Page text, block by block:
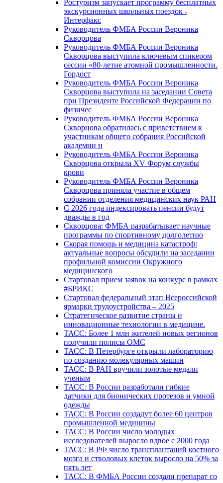
Ростуризм запускает программу бесплатных
экскурсионных школьных поездок -
Интерфакс
Руководитель ФМБА России Вероника
Скворцова
Руководитель ФМБА России Вероника
Скворцова выступила ключевым спикером
сессии «80-летие атомной промышленности.
Гордост
Руководитель ФМБА России Вероника
Скворцова выступила на заседании Совета
при Президенте Российской Федерации по
физичес
Руководитель ФМБА России Вероника
Скворцова обратилась с приветствием к
участникам общего собрания Российской
академии н
Руководитель ФМБА России Вероника
Скворцова открыла XV Форум службы
крови
Руководитель ФМБА России Вероника
Скворцова приняла участие в общем
собрании отделения медицинских наук РАН
С 2026 года индексировать пенсии будут
дважды в год
Скворцова: ФМБА разрабатывает научные
программы по спортивному долголетию
Скорая помощь и медицина катастроф:
актуальные вопросы обсудили на заседании
профильной комиссии Окружного
медицинского
Стартовал прием заявок на конкурс в рамках
#БРИКС
Стартовал федеральный этап Всероссийской
ярмарки трудоустройства – 2025
Стратегическое развитие страны и
инновационные технологии в медицине.
ТАСС: Более 1 млн жителей новых регионов
получили полисы ОМС
ТАСС: В Петербурге открыли лабораторию
по созданию молекулярных машин
ТАСС: В РАН вручили золотые медали
ученым
ТАСС: В России разработали гибкие
датчики для бионических протезов и умной
одежды
ТАСС: В России создадут более 60 центров
промышленной медицины
ТАСС: В России число молодых
исследователей выросло вдвое с 2000 года
ТАСС: В РФ число трансплантаций костного
мозга и стволовых клеток выросло на 50% за
пять лет
ТАСС: В ФМБА России создали препарат со